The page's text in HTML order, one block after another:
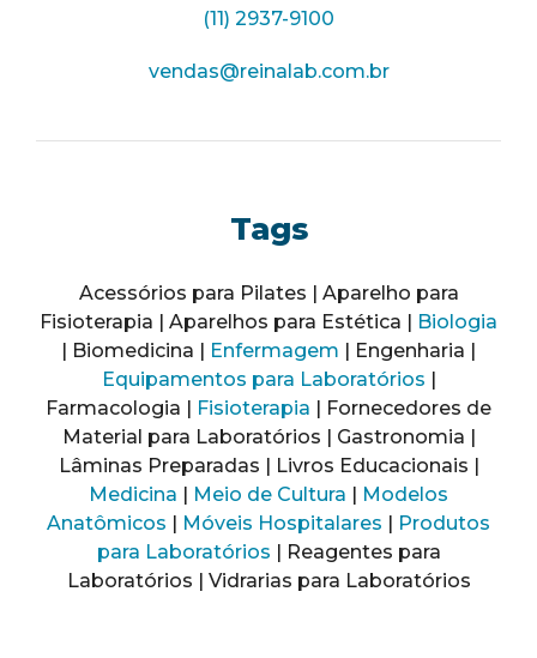
(11) 2937-9100
vendas@reinalab.com.br
Tags
Acessórios para Pilates | Aparelho para
Fisioterapia | Aparelhos para Estética | Biologia
| Biomedicina | Enfermagem | Engenharia |
Equipamentos para Laboratórios |
Farmacologia | Fisioterapia | Fornecedores de
Material para Laboratórios | Gastronomia |
Lâminas Preparadas | Livros Educacionais |
Medicina | Meio de Cultura | Modelos
Anatômicos | Móveis Hospitalares | Produtos
para Laboratórios | Reagentes para
Laboratórios | Vidrarias para Laboratórios